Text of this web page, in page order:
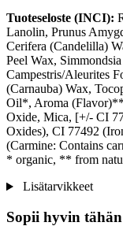
Tuoteseloste (INCI):
Lanolin, Prunus
Cerifera (Candelilla)
Peel Wax,
Campestris/Aleurites
(Carnauba) Wax,
Oil*, Aroma
Oxide, Mica, [+/- CI
Oxides), CI 77492
(Carmine: Contains
* organic, ** from
Lisätarvikkeet
Sopii hyvin tähän